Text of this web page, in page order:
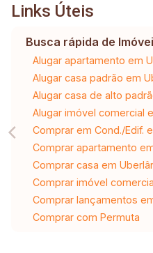
Links Úteis
Busca rápida de
Alugar apartamento em
Alugar casa padrão em
Alugar casa de alto
Alugar imóvel comercial
Comprar em Cond./Edif.
Comprar apartamento
Comprar casa em
Comprar imóvel
Comprar lançamentos
Comprar com Permuta